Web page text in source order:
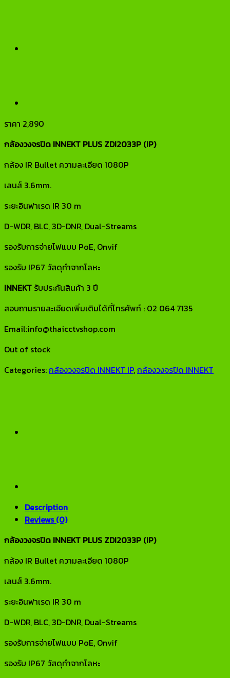
ราคา 2,890
กล้องวงจรปิด INNEKT PLUS ZDI2033P (IP)
กล้อง IR Bullet ความละเอียด 1080P
เลนส์ 3.6mm.
ระยะอินฟาเรด IR 30 m
D-WDR, BLC, 3D-DNR, Dual-Streams
รองรับการจ่ายไฟแบบ PoE, Onvif
รองรับ IP67 วัสดุทำจากโลหะ
INNEKT รับประกันสินค้า 3 ปี
สอบถามรายละเอียดเพิ่มเติมได้ที่โทรศัพท์ : 02 064 7135
Email:info@thaicctvshop.com
Out of stock
Categories:กล้องวงจรปิด INNEKT IP,กล้องวงจรปิด INNEKT
Description
Reviews (0)
กล้องวงจรปิด INNEKT PLUS ZDI2033P (IP)
กล้อง IR Bullet ความละเอียด 1080P
เลนส์ 3.6mm.
ระยะอินฟาเรด IR 30 m
D-WDR, BLC, 3D-DNR, Dual-Streams
รองรับการจ่ายไฟแบบ PoE, Onvif
รองรับ IP67 วัสดุทำจากโลหะ